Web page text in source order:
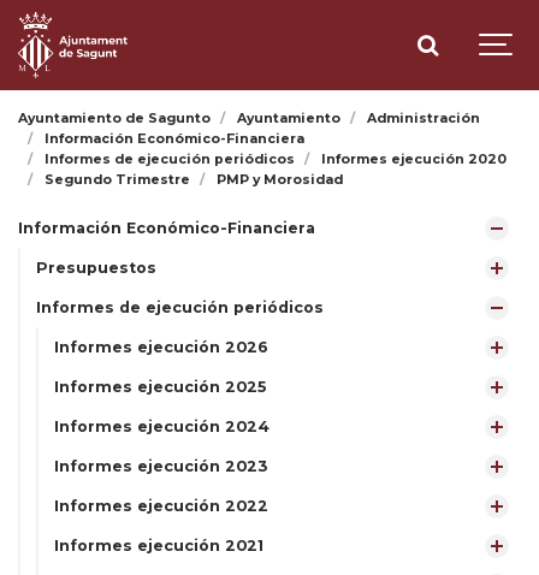
Ayuntamiento de Sagunto Ayuntamiento
Administración
Información Económico-Financiera
Informes de ejecución periódicos
Informes ejecución 2020
Segundo Trimestre
PMP y Morosidad
Información Económico-Financiera
Presupuestos
Informes de ejecución periódicos
Informes ejecución 2026
Informes ejecución 2025
Informes ejecución 2024
Informes ejecución 2023
Informes ejecución 2022
Informes ejecución 2021